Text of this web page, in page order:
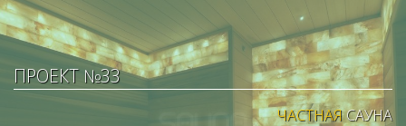
ПРОЕКТ №33
ЧАСТНАЯСАУНА